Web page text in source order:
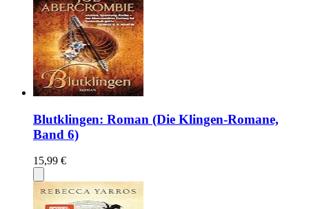
Blutklingen: Roman (Die Klingen-Romane,
Band 6)
15,99 €